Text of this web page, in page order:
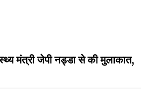
मंत्री जेपी नड्डा से की मुलाकात,